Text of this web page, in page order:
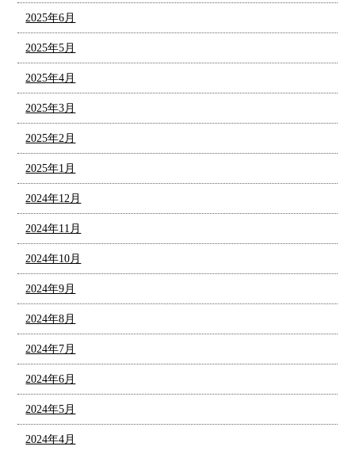
2025年6月
2025年5月
2025年4月
2025年3月
2025年2月
2025年1月
2024年12月
2024年11月
2024年10月
2024年9月
2024年8月
2024年7月
2024年6月
2024年5月
2024年4月